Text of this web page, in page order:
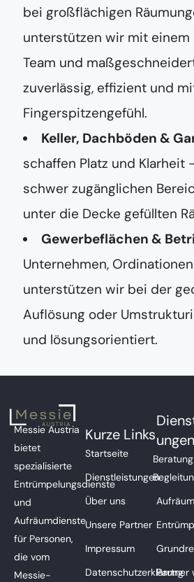
bei großflächigen
unterstützen wir mit einem
Team und
zuverlässig, effizient und
Fingerspitzengefühl.
Keller, Dachböden &
schaffen Platz und Klarheit
schwer zugänglichen
unter die Decke gefüllten
Gewerbeflächen &
Unternehmen,
unterstützen wir bei der
Auflösung oder
und lösungsorientiert.
Messie Austria
bietet
spezialisierte
Entrümpelungsdienste
und
Aufräumdienste
für Personen,
die vom
Messie-
Kurze Links
Startseite
Dienstleistungen
Über uns
Unsere Partner
Impressum
Datenschutzerklärung
ungen
Partner